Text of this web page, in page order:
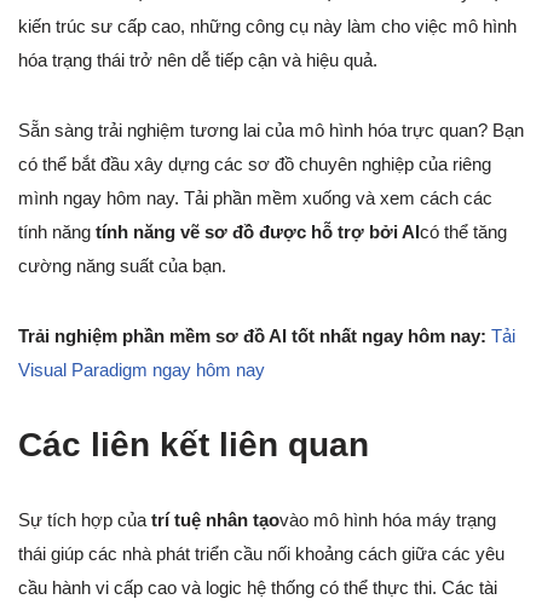
kiến trúc sư cấp cao, những công cụ này làm cho việc mô hình
hóa trạng thái trở nên dễ tiếp cận và hiệu quả.
Sẵn sàng trải nghiệm tương lai của mô hình hóa trực quan? Bạn
có thể bắt đầu xây dựng các sơ đồ chuyên nghiệp của riêng
mình ngay hôm nay. Tải phần mềm xuống và xem cách các
tính năng tính năng vẽ sơ đồ được hỗ trợ bởi AIcó thể tăng
cường năng suất của bạn.
Trải nghiệm phần mềm sơ đồ AI tốt nhất ngay hôm nay: Tải
Visual Paradigm ngay hôm nay
Các liên kết liên quan
Sự tích hợp của trí tuệ nhân tạovào mô hình hóa máy trạng
thái giúp các nhà phát triển cầu nối khoảng cách giữa các yêu
cầu hành vi cấp cao và logic hệ thống có thể thực thi. Các tài